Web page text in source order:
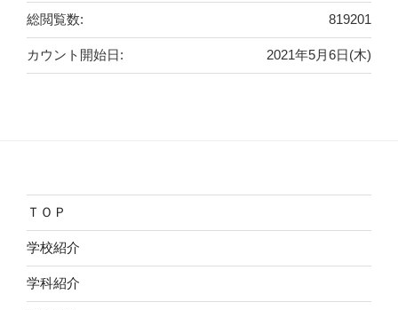
819201
総閲覧数:
2021年5月6日(木)
カウント開始日:
ＴＯＰ
学校紹介
学科紹介